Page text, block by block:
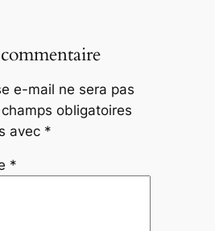
e-mail ne sera pas
obligatoires
avec *
*